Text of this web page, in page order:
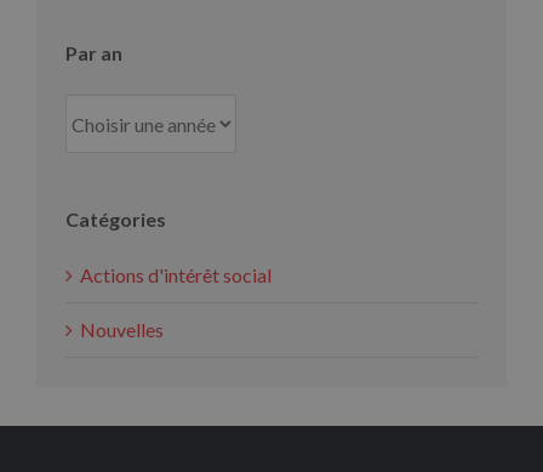
Par an
Catégories
Actions d'intérêt social
Nouvelles